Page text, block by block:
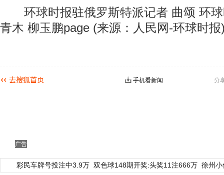
环球时报驻俄罗斯特派记者 曲颂 环球
青木 柳玉鹏page (来源：人民网-环球时报
分
手机看新闻
广告
彩民车牌号投注中3.9万 双色球148期开奖:头奖11注666万 徐州